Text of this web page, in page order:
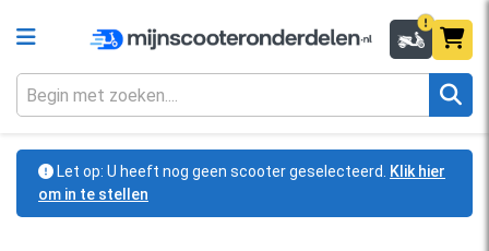
Let op: U heeft nog geen scooter geselecteerd.
Klik hier
om in te stellen